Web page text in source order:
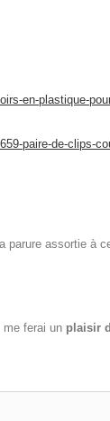
en-plastique-
paire-de-clips-
parure assortie à
me ferai un plaisir